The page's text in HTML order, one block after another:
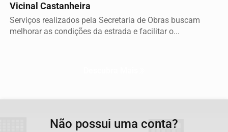
Vicinal Castanheira
Serviços realizados pela Secretaria de Obras buscam
melhorar as condições da estrada e facilitar o...
Não possui uma conta?